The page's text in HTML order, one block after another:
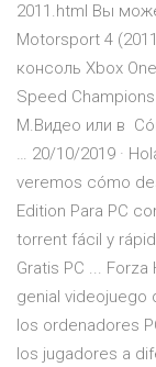
2011.html Вы
Motorsport 4
консоль Xbox
Speed
М.Видео или в
… 20/10/2019 ·
veremos cómo
Edition Para PC
torrent fácil y
Gratis PC ...
genial videojuego
los ordenadores
los jugadores a